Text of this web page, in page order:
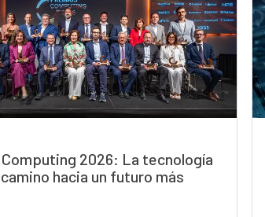
2026: La tecnología
hacia un futuro más